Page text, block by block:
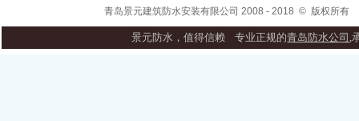
青岛景元建筑防水安装有限公司 2008 - 2018 © 版权所
景元防水，值得信赖 专业正规的青岛防水公司 ,